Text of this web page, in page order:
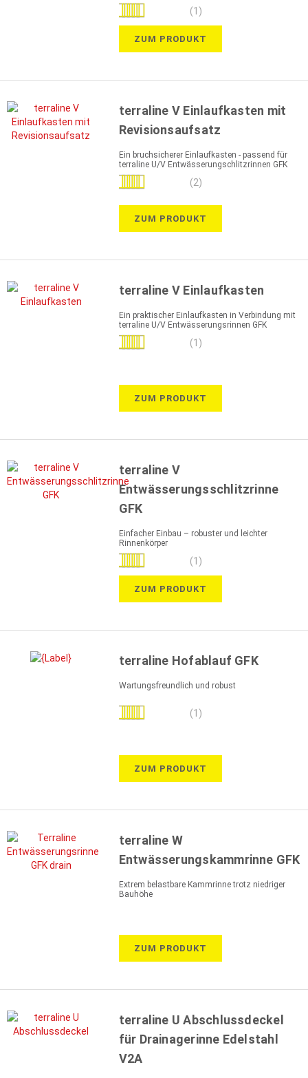
Bewertung:
100%
(1)
ZUM PRODUKT
terraline V Einlaufkasten mit
Revisionsaufsatz
Ein bruchsicherer Einlaufkasten - passend für
terraline U/V Entwässerungschlitzrinnen GFK
Bewertung:
(2)
ZUM PRODUKT
terraline V Einlaufkasten
Ein praktischer Einlaufkasten in Verbindung mit
terraline U/V Entwässerungsrinnen GFK
Bewertung:
(1)
ZUM PRODUKT
terraline V
Entwässerungsschlitzrinne
GFK
Einfacher Einbau – robuster und leichter
Rinnenkörper
Bewertung:
100%
(1)
ZUM PRODUKT
terraline Hofablauf GFK
Wartungsfreundlich und robust
Bewertung: (1)
ZUM PRODUKT
terraline W
Entwässerungskammrinne GFK
Extrem belastbare Kammrinne trotz niedriger
Bauhöhe
ZUM PRODUKT
terraline U Abschlussdeckel
für Drainagerinne Edelstahl
V2A